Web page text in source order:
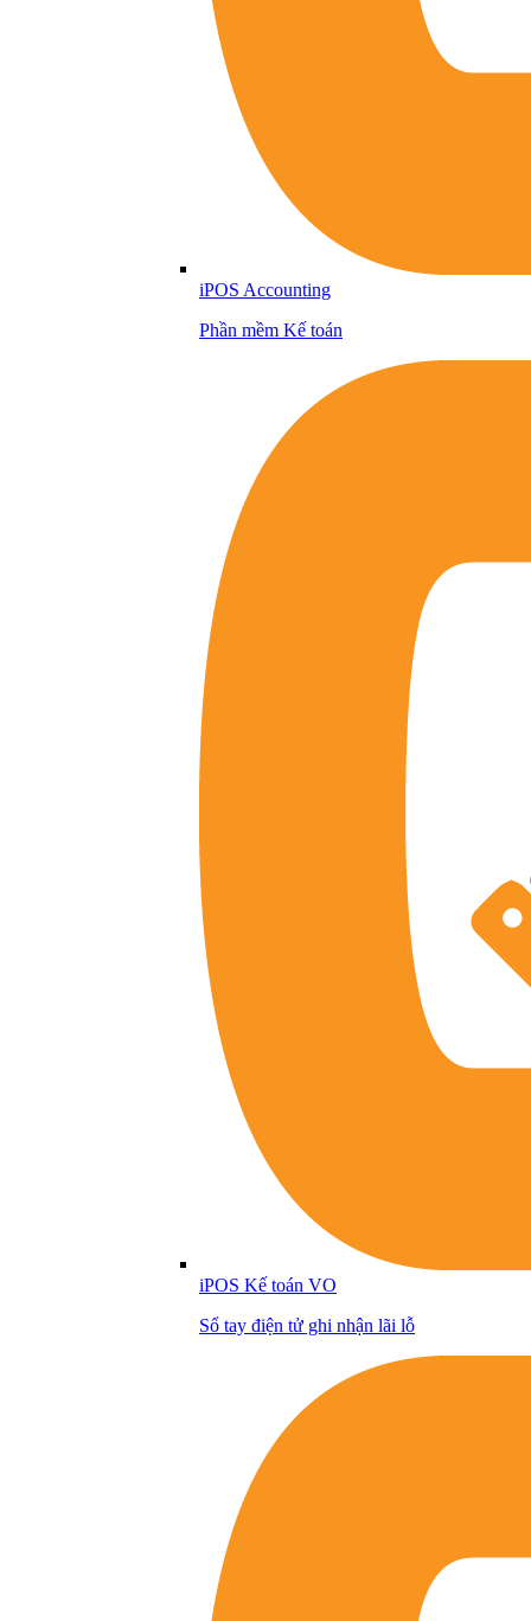
iPOS Accounting
Phần mềm Kế toán
iPOS Kế toán VO
Sổ tay điện tử ghi nhận lãi lỗ